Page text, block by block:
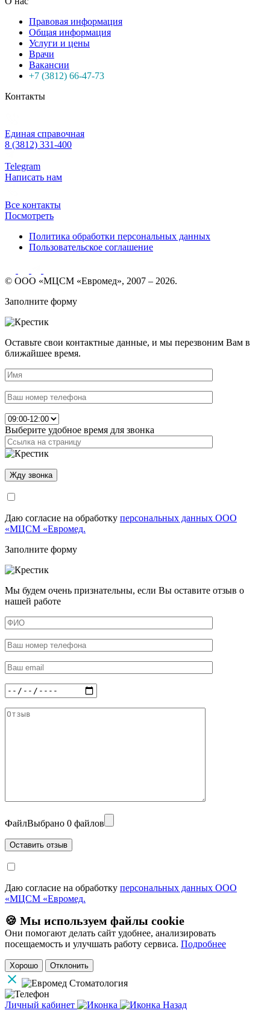
Правовая информация
Общая информация
Услуги и цены
Врачи
Вакансии
+7 (3812) 66-47-73
Контакты
Единая справочная
8 (3812) 331-400
Telegram
Написать нам
Все контакты
Посмотреть
Политика обработки персональных данных
Пользовательское соглашение
© ООО «МЦСМ «Евромед», 2007 – 2026.
Заполните форму
Оставьте свои контактные данные, и мы перезвоним Вам в
ближайшее время.
Выберите удобное время для звонка
Даю согласие на обработку персональных данных ООО
«МЦСМ «Евромед.
Заполните форму
Мы будем очень признательны, если Вы оставите отзыв о
нашей работе
ФайлВыбрано 0 файлов
Даю согласие на обработку персональных данных ООО
«МЦСМ «Евромед.
🍪 Мы используем файлы cookie
Они помогают делать сайт удобнее, анализировать
посещаемость и улучшать работу сервиса. Подробнее
Хорошо Отклонить
Личный кабинет
Назад